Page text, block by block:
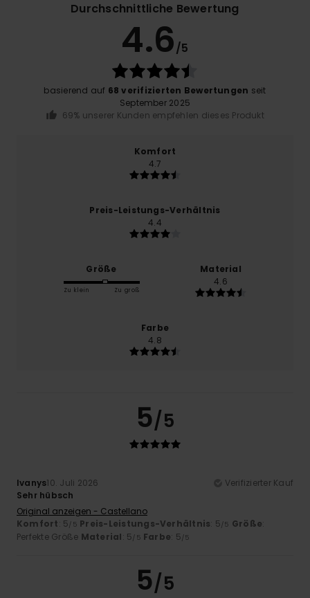
Durchschnittliche Bewertung
4.6/5
basierend auf 68 verifizierten Bewertungen seit
September 2025
69% unserer Kunden empfehlen dieses Produkt
Komfort
4.7
Preis-Leistungs-Verhältnis
4.4
Größe
Zu klein Zu groß
Material
4.6
Farbe
4.8
5/5
Ivanys10. Juli 2026
Verifizierter Kauf
Sehr hübsch
Original anzeigen - Castellano
Komfort: 5/5 Preis-Leistungs-Verhältnis: 5/5 Größe:
Perfekte Größe Material: 5/5 Farbe: 5/5
5/5